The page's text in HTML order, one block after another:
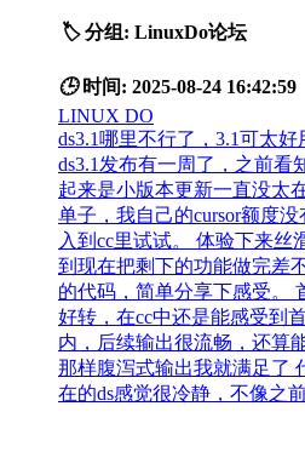
🏷️ 分组: LinuxDo论坛
🕒 时间: 2025-08-24 16:42:59
LINUX DO
ds3.1哪里不行了，3.1可太好
ds3.1发布有一周了，之前看
起来是小版本更新一直没太
单子，我自己的cursor额度
入到cc里试试。 体验下来丝
到现在把剩下的功能做完差
的代码，简单分享下感受。
好转，在cc中还是能感受到
内，后续输出很流畅，还算
那样腹泻式输出我就满足了
在的ds感觉很冷静，不像之